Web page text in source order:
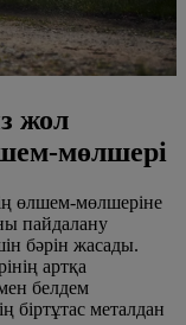
жол
мөлшері
өлшем-мөлшеріне
пайдалану
бәрін жасады.
артқа
белдем
біртұтас металдан